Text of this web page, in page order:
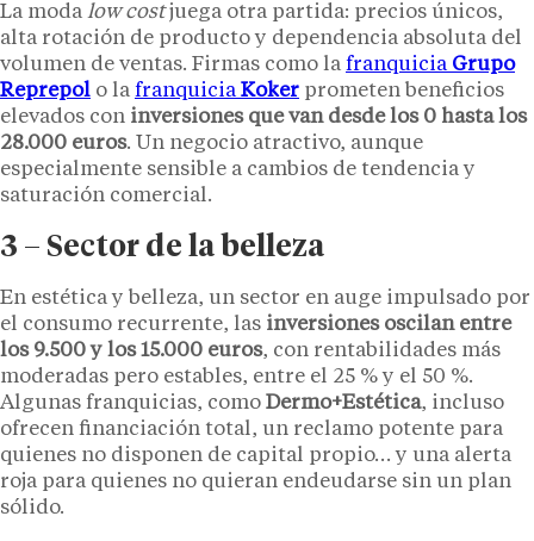
La moda low costjuega otra partida: precios únicos,
alta rotación de producto y dependencia absoluta del
volumen de ventas. Firmas como la franquicia Grupo
Reprepol o la franquicia Koker prometen beneficios
elevados con inversiones que van desde los 0 hasta los
28.000 euros. Un negocio atractivo, aunque
especialmente sensible a cambios de tendencia y
saturación comercial.
3 – Sector de la belleza
En estética y belleza, un sector en auge impulsado por
el consumo recurrente, las inversiones oscilan entre
los 9.500 y los 15.000 euros, con rentabilidades más
moderadas pero estables, entre el 25 % y el 50 %.
Algunas franquicias, como Dermo+Estética, incluso
ofrecen financiación total, un reclamo potente para
quienes no disponen de capital propio… y una alerta
roja para quienes no quieran endeudarse sin un plan
sólido.